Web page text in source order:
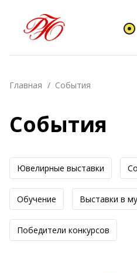
Главная События
События
Ювелирные выставки
Обучение Выставки в
Победители конкурсов